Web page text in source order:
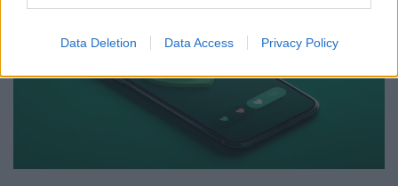
Data Deletion Data Access Privacy Policy